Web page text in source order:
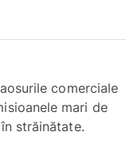
comerciale
mari de
străinătate.